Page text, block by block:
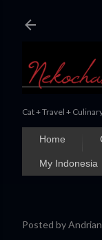
Cat + Travel +
Home
My Indonesia
Posted by